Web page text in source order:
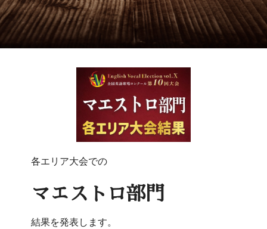
各エリア大会での
マエストロ部門
結果を発表します。